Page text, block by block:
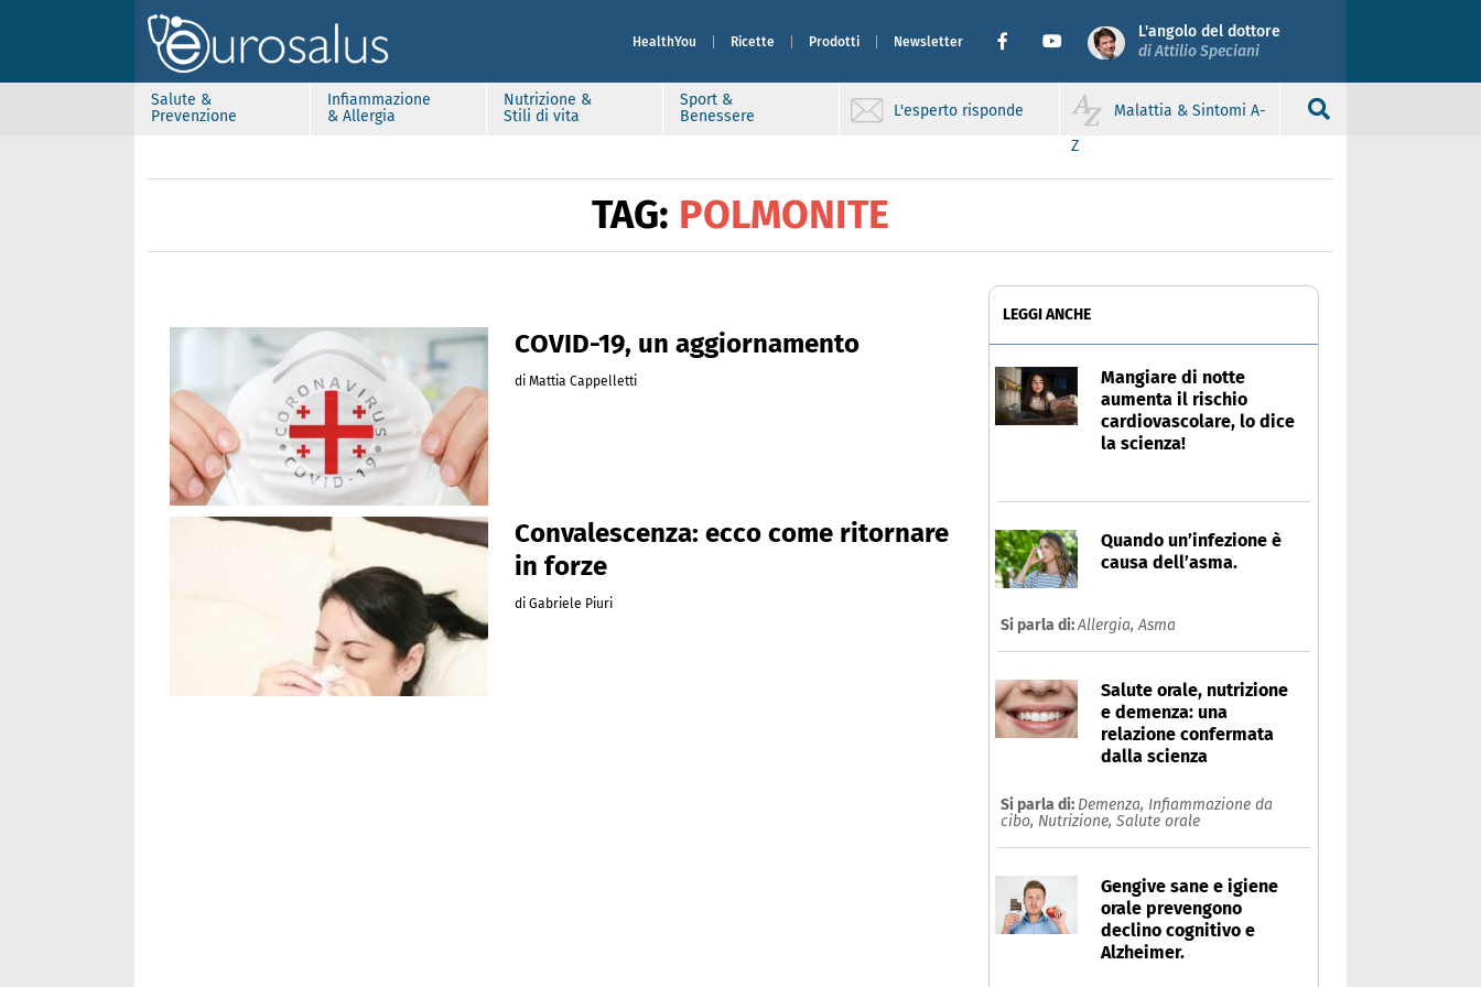
HealthYou Ricette Prodotti Newsletter
L'angolo del dottore
di Attilio Speciani
Salute &
Prevenzione
Infiammazione
& Allergia
Nutrizione &
Stili di vita
Sport &
Benessere
L'esperto risponde
Malattia & Sintomi A-
Z
TAG: POLMONITE
COVID-19, un aggiornamento
di Mattia Cappelletti
Convalescenza: ecco come ritornare
in forze
di Gabriele Piuri
LEGGI ANCHE
Mangiare di notte
aumenta il rischio
cardiovascolare, lo dice
la scienza!
Quando un’infezione è
causa dell’asma.
Si parla di:Allergia,Asma
Salute orale, nutrizione
e demenza: una
relazione confermata
dalla scienza
Si parla di: Demenza, Infiammazione da
cibo, Nutrizione, Salute orale
Gengive sane e igiene
orale prevengono
declino cognitivo e
Alzheimer.